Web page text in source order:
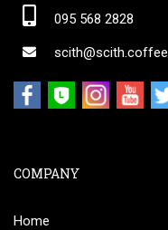
095 568 2828
scith@scith.coffee
COMPANY
Home